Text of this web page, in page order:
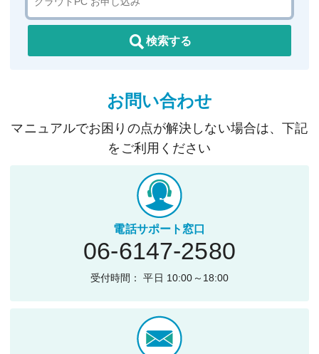
検索する
お問い合わせ
マニュアルでお困りの点が解決しない場合は、下記
をご利用ください
電話サポート窓口
06-6147-2580
受付時間： 平日 10:00～18:00